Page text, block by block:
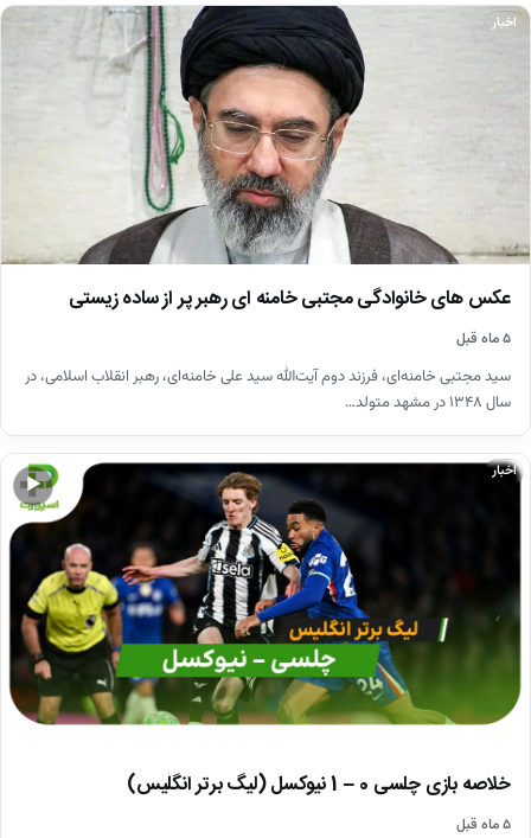
اخبار
عکس های خانوادگی مجتبی خامنه ای رهبر پر از ساده زیستی
۵ ماه قبل
سید مجتبی خامنه‌ای، فرزند دوم آیت‌الله سید علی خامنه‌ای، رهبر انقلاب اسلامی، در
سال ۱۳۴۸ در مشهد متولد…
▶
اخبار
خلاصه بازی چلسی 0 – 1 نیوکسل (لیگ برتر انگلیس)
۵ ماه قبل